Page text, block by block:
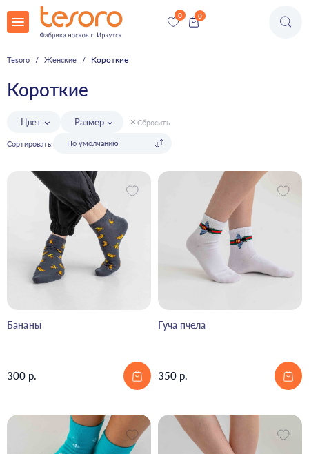
Tesoro Женские Короткие
Короткие
Цвет Размер Сбросить
Сортировать:
Бананы
300 р.
Гуча пчела
350 р.